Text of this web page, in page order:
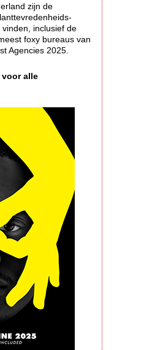
zijn de
inclusief de
foxy bureaus van
Agencies 2025.
voor alle